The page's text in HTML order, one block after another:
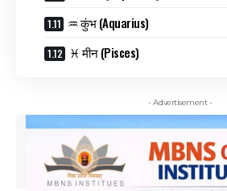
♒ कुंभ (Aquarius)
♓ मीन (Pisces)
- Advertisement -